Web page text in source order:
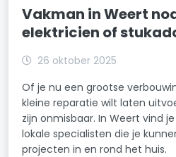
Vakman in Weert
elektricien of
26 oktober 2025
Of je nu een grootse
kleine reparatie wilt laten
zijn onmisbaar. In Weert vind
lokale specialisten die je
projecten in en rond het huis.